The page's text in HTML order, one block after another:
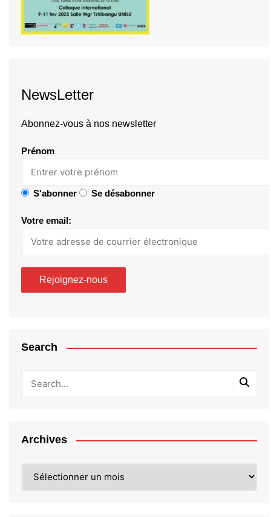
NewsLetter
Abonnez-vous à nos newsletter
Prénom
S'abonner Se désabonner
Votre email:
Search
Archives